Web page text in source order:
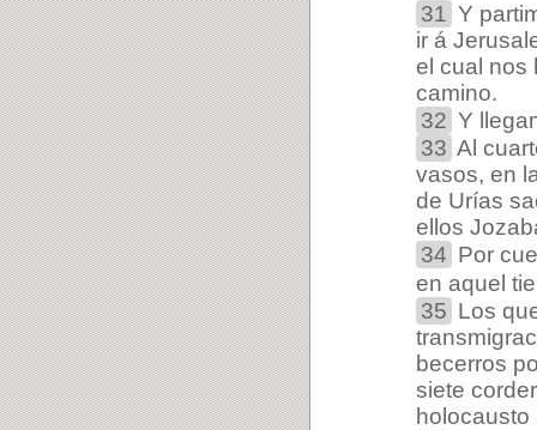
31 Y
ir á
el cual nos
camino.
32 Y
33 Al
vasos, en
de Urías
ellos
34 Por
en aquel
35 Los
becerros
siete